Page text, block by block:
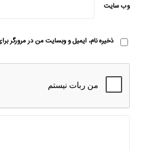
وب‌ سایت
ذخیره نام، ایمیل و وبسایت من در مرورگر